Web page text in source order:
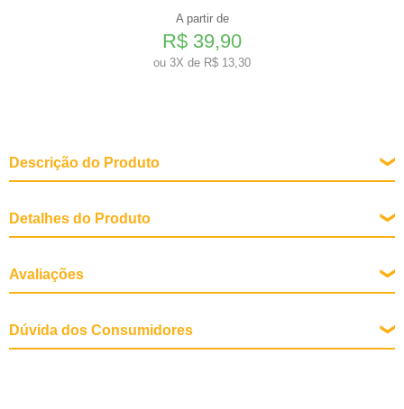
A partir de
R$ 39,90
ou 3X de R$ 13,30
Descrição do Produto
Detalhes do Produto
- Produto natural;
- Não vicia;
- Proporciona relaxamento e acalma.
Avaliações
Dúvida dos Consumidores